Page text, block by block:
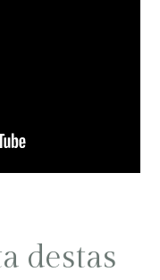
destas